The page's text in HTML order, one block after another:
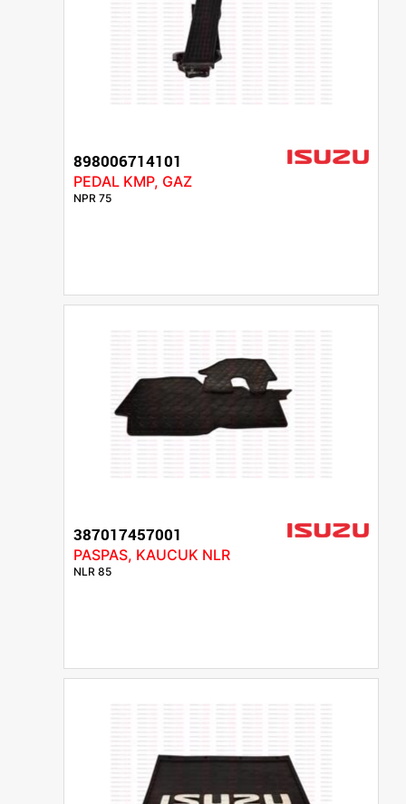
898006714101
PEDAL KMP, GAZ
NPR 75
387017457001
PASPAS, KAUCUK NLR
NLR 85